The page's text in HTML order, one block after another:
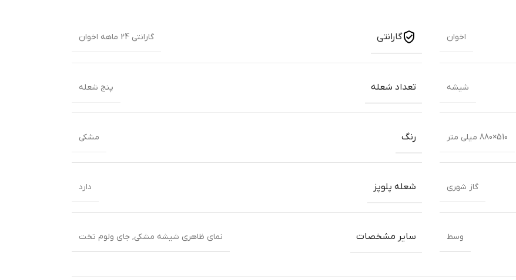
اخوان گارانتی گارانتی 24 ماهه اخوان
شیشه تعداد شعله پنج شعله
510×880 میلی متر رنگ مشکی
گاز شهری شعله پلوپز دارد
وسط سایر مشخصات نمای ظاهری شیشه مشکی, جای ولوم تخت